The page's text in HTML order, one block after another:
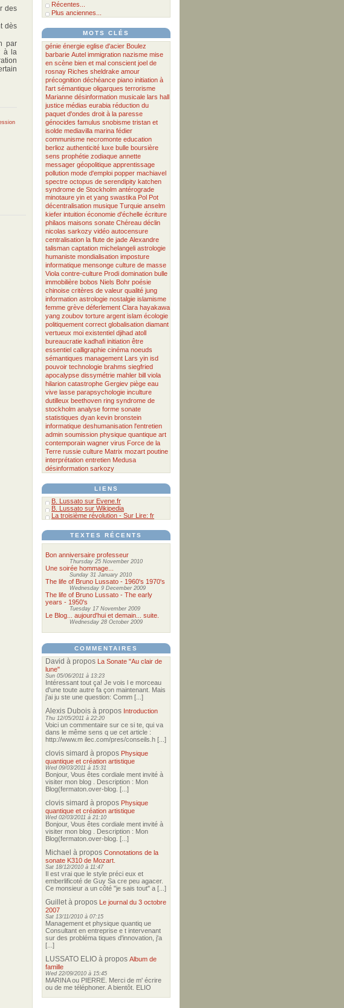
des
dès
par
à la
Récentes...
Plus anciennes...
MOTS CLÉS
génie énergie eglise d'acier Boulez
barbarie Autel immigration nazisme mise
en scène bien et mal conscient joel de
rosnay Riches sheldrake amour
précognition déchéance piano initiation à
l'art sémantique oligarques terrorisme
Marianne désinformation musicale lars hall
justice médias eurabia réduction du
paquet d'ondes droit à la paresse
génocides famulus snobisme tristan et
isolde mediavilla marina fédier
communisme necromonte education
berlioz authenticité luxe bulle boursière
sens prophétie zodiaque annette
messager géopolitique apprentissage
pollution mode d'emploi popper machiavel
spectre octopus de serendipity katchen
syndrome de Stockholm antérograde
minotaure yin et yang swastika Pol Pot
décentralisation musique Turquie anselm
kiefer intuition économie d'échelle écriture
philaos maisons sonate Chéreau déclin
nicolas sarkozy vidéo autocensure
centralisation la flute de jade Alexandre
talisman captation michelangeli astrologie
humaniste mondialisation imposture
informatique mensonge culture de masse
Viola contre-culture Prodi domination bulle
immobilière bobos Niels Bohr poésie
chinoise critères de valeur qualité jung
information astrologie nostalgie islamisme
femme grève déferlement Clara hayakawa
yang zoubov torture argent islam écologie
politiquement correct globalisation diamant
vertueux moi existentiel djihad atoll
bureaucratie kadhafi initiation être
essentiel calligraphie cinéma noeuds
sémantiques management Lars yin isd
pouvoir technologie brahms siegfried
apocalypse dissymétrie mahler bill viola
hilarion catastrophe Gergiev piège eau
vive lasse parapsychologie inculture
dutilleux beethoven ring syndrome de
stockholm analyse forme sonate
statistiques dyan kevin bronstein
informatique deshumanisation l'entretien
admin soumission physique quantique art
contemporain wagner virus Force de la
Terre russie culture Matrix mozart poutine
interprétation entretien Medusa
désinformation sarkozy
LIENS
B. Lussato sur Evene.fr
B. Lussato sur Wikipedia
La troisième révolution - Sur Lire: fr
TEXTES RÉCENTS
Bon anniversaire professeur
Thursday 25 November 2010
Une soirée hommage...
Sunday 31 January 2010
The life of Bruno Lussato - 1960's 1970's
Wednesday 9 December 2009
The life of Bruno Lussato - The early
years - 1950's
Tuesday 17 November 2009
Le Blog... aujourd'hui et demain... suite.
Wednesday 28 October 2009
COMMENTAIRES
David à propos La Sonate "Au clair de
lune"
Sun 05/06/2011 à 13:23
Intéressant tout ça! Je vois l e morceau
d'une toute autre fa çon maintenant. Mais
j'ai ju ste une question: Comm [...]
Alexis Dubois à propos Introduction
Thu 12/05/2011 à 22:20
Voici un commentaire sur ce si te, qui va
dans le même sens q ue cet article :
http://www.m ilec.com/pres/conseils.h [...]
clovis simard à propos Physique
quantique et création artistique
Wed 09/03/2011 à 15:31
Bonjour, Vous êtes cordiale ment invité à
visiter mon blog . Description : Mon
Blog(fermaton.over-blog. [...]
clovis simard à propos Physique
quantique et création artistique
Wed 02/03/2011 à 21:10
Bonjour, Vous êtes cordiale ment invité à
visiter mon blog . Description : Mon
Blog(fermaton.over-blog. [...]
Michael à propos Connotations de la
sonate K310 de Mozart.
Sat 18/12/2010 à 11:47
Il est vrai que le style préci eux et
emberlificoté de Guy Sa cre peu agacer.
Ce monsieur a un côté "je sais tout" a [...]
Guilletà propos Le journal du 3 octobre
2007
Sat 13/11/2010 à 07:15
Management et physique quantiq ue
Consultant en entreprise e t intervenant
sur des probléma tiques d'innovation, j'a
[...]
LUSSATO ELIO à propos Album de
famille
Wed 22/09/2010 à 15:45
MARINA ou PIERRE. Merci de m' écrire
ou de me téléphoner. A bientôt. ELIO